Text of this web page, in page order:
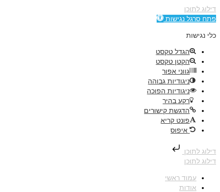
דילוג לתוכן
פתח סרגל נגישות
כלי נגישות
הגדל טקסט
הקטן טקסט
גווני אפור
ניגודיות גבוהה
ניגודיות הפוכה
רקע בהיר
הדגשת קישורים
פונט קריא
איפוס
דילוג לתוכן
דילוג לתוכן
עמוד ראשי
אודות